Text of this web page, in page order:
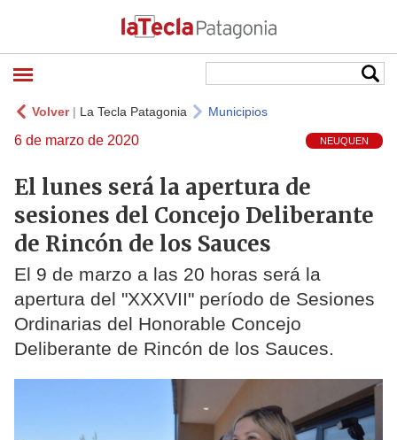
Volver| La Tecla Patagonia Municipios
6 de marzo de 2020 NEUQUEN
El lunes será la apertura de
sesiones del Concejo Deliberante
de Rincón de los Sauces
El 9 de marzo a las 20 horas será la
apertura del "XXXVII" período de Sesiones
Ordinarias del Honorable Concejo
Deliberante de Rincón de los Sauces.